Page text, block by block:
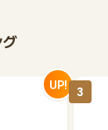
UP! 3